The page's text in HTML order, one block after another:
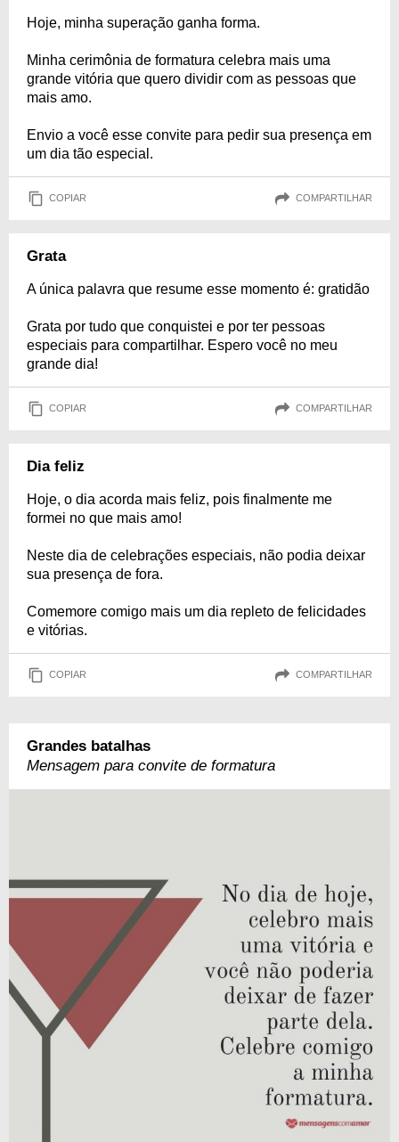
Hoje, minha superação ganha forma.
Minha cerimônia de formatura celebra mais uma
grande vitória que quero dividir com as pessoas que
mais amo.
Envio a você esse convite para pedir sua presença em
um dia tão especial.
COPIAR COMPARTILHAR
Grata
A única palavra que resume esse momento é: gratidão
Grata por tudo que conquistei e por ter pessoas
especiais para compartilhar. Espero você no meu
grande dia!
COPIAR COMPARTILHAR
Dia feliz
Hoje, o dia acorda mais feliz, pois finalmente me
formei no que mais amo!
Neste dia de celebrações especiais, não podia deixar
sua presença de fora.
Comemore comigo mais um dia repleto de felicidades
e vitórias.
COPIAR COMPARTILHAR
Grandes batalhas
Mensagem para convite de formatura